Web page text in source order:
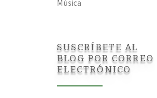
Música
SUSCRÍBETE AL
BLOG POR CORREO
ELECTRÓNICO